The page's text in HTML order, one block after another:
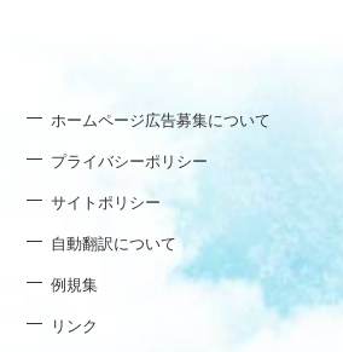
ホームページ広告募集について
プライバシーポリシー
サイトポリシー
自動翻訳について
例規集
リンク